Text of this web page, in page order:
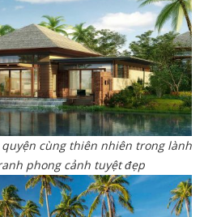
cùng thiên nhiên trong lành
phong cảnh tuyệt đẹp